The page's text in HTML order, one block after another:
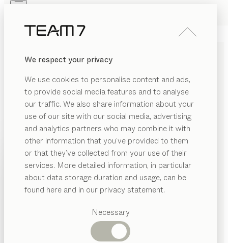
We respect your privacy
We use cookies to personalise content and ads,
to provide social media features and to analyse
our traffic. We also share information about your
use of our site with our social media, advertising
and analytics partners who may combine it with
other information that you’ve provided to them
or that they’ve collected from your use of their
services. More detailed information, in particular
about data storage duration and usage, can be
found here and in our privacy statement.
Necessary
PRODUKTE
INSPIRATION
HÄNDLER
Vorgeschlagene
Kategorien
PRODUKTE
INSPIRATION
ÜBER UNS
ABVERKAUF -
NATURHOLZMÖBEL ZU
REDUZIERTEN PREISEN
Entdecken Sie exklusive Einzelstücke aus unseren
Ausstellungen zu attraktiven Preisen und erfüllen Sie
sich Ihre Wohnträume mit echten Naturholzmöbeln.
Über den Filter können Sie bequem den gewünschten
Wohnbereich und einen TEAM 7 Store in Ihrer Nähe
profitieren Sie von günstigen Preisen!
ANZEIGEN